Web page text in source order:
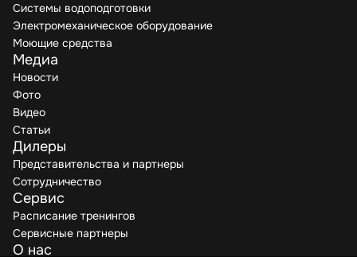
Системы водоподготовки
Электромеханическое оборудование
Моющие средства
Медиа
Новости
Фото
Видео
Статьи
Дилеры
Представительства и партнеры
Сотрудничество
Сервис
Расписание тренингов
Сервисные партнеры
О нас